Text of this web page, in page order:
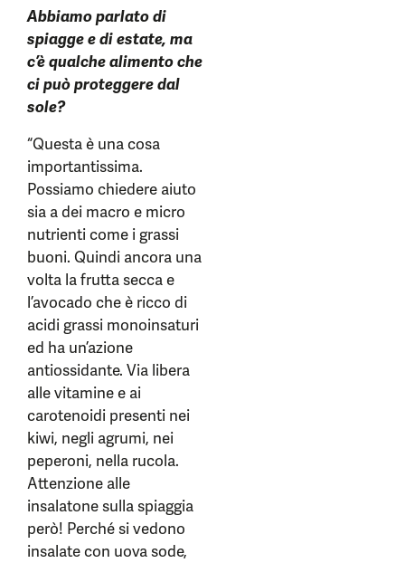
Abbiamo parlato di
spiagge e di estate, ma
c’è qualche alimento che
ci può proteggere dal
sole?
“Questa è una cosa
importantissima.
Possiamo chiedere aiuto
sia a dei macro e micro
nutrienti come i grassi
buoni. Quindi ancora una
volta la frutta secca e
l’avocado che è ricco di
acidi grassi monoinsaturi
ed ha un’azione
antiossidante. Via libera
alle vitamine e ai
carotenoidi presenti nei
kiwi, negli agrumi, nei
peperoni, nella rucola.
Attenzione alle
insalatone sulla spiaggia
però! Perché si vedono
insalate con uova sode,